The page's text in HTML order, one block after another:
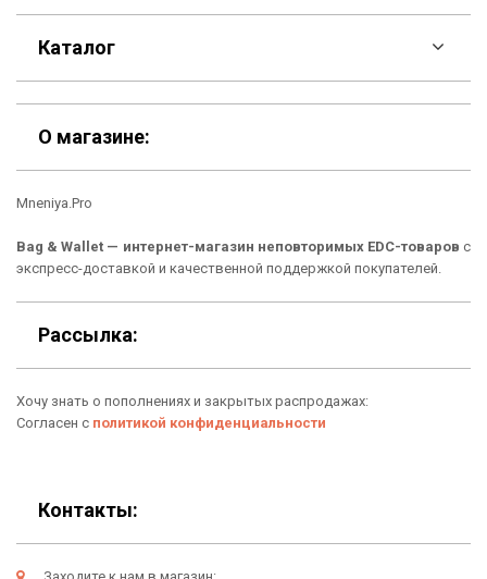
F.A.Q
Контакты
Шоурум
Материалы
Подарочные сертификаты
О нас
Отзывы о Bag & Wallet
Гарантия
Условия возврата
Каталог
Скидки
Кошельки
Сумки
Новинки
Подарки
О магазине:
Mneniya.Pro
Bag & Wallet — интернет-магазин неповторимых EDC-товаров с
экспресс-доставкой и качественной поддержкой покупателей.
Рассылка:
Хочу знать о пополнениях и закрытых распродажах:
Согласен с политикой конфиденциальности
Контакты: